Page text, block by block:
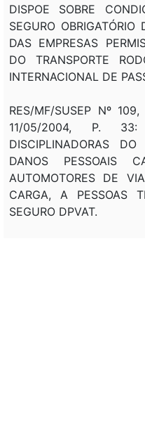
DISPOE SOBRE
SEGURO OBRIGATÓRIO
DAS EMPRESAS
DO TRANSPORTE
INTERNACIONAL DE
RES/MF/SUSEP Nº
11/05/2004, P. 33:
DISCIPLINADORAS
DANOS PESSOAIS
AUTOMOTORES DE
CARGA, A PESSOAS
SEGURO DPVAT.